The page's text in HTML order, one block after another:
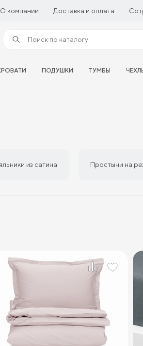
О компании Доставка и оплата
ПОДУШКИ ТУМБЫ
из сатина Простыни на